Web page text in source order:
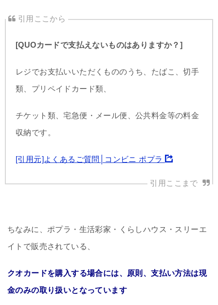
[QUOカードで支払えないものはありますか？]
レジでお支払いいただくもののうち、たばこ、切手
類、プリペイドカード類、
チケット類、宅急便・メール便、公共料金等の料金
収納です。
[引用元]よくあるご質問│コンビニ ポプラ
ちなみに、ポプラ・生活彩家・くらしハウス・スリーエ
イトで販売されている、
クオカードを購入する場合には、原則、支払い方法は現
金のみの取り扱いとなっています